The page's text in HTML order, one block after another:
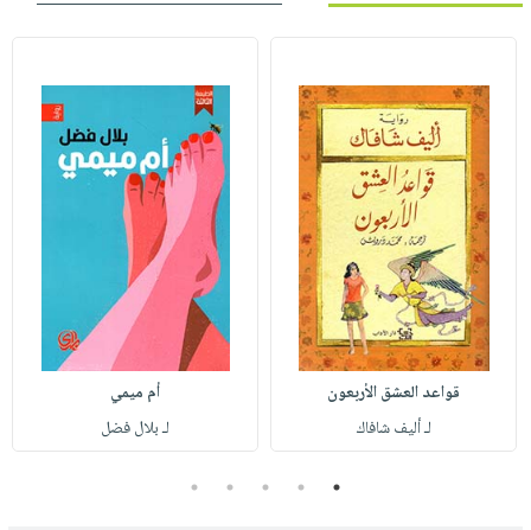
قواعد العشق الأربعون
لـ أليف شافاك
أم ميمي
لـ بلال فضل
1
2
3
4
5